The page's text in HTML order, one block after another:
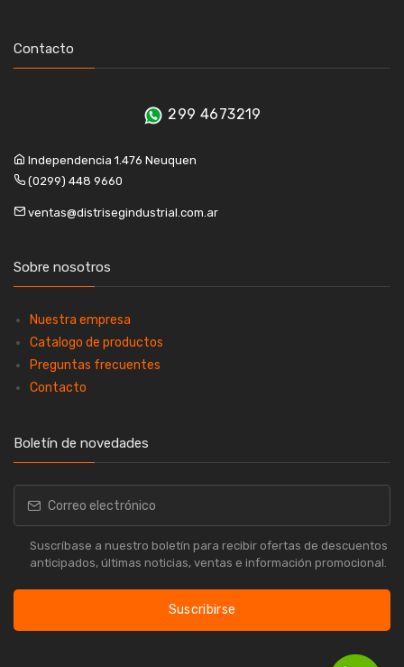
Contacto
299 4673219
Independencia 1.476 Neuquen
(0299) 448 9660
ventas@distrisegindustrial.com.ar
Sobre nosotros
Nuestra empresa
Catalogo de productos
Preguntas frecuentes
Contacto
Boletín de novedades
Suscríbase a nuestro boletín para recibir ofertas de descuentos
anticipados, últimas noticias, ventas e información promocional.
Suscribirse